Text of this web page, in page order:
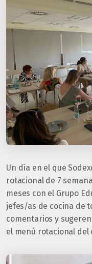
Un día en el que
rotacional de 7
meses con el Grupo
jefes/as de cocina de
comentarios y
el menú rotacional del